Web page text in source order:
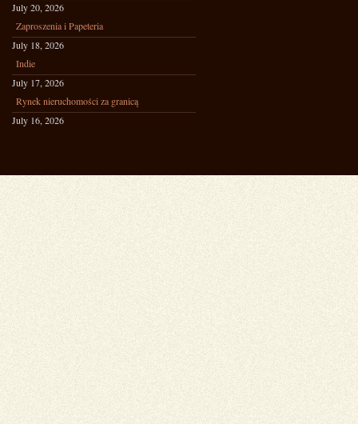
July 20, 2026
Zaproszenia i Papeteria
July 18, 2026
Indie
July 17, 2026
Rynek nieruchomości za granicą
July 16, 2026